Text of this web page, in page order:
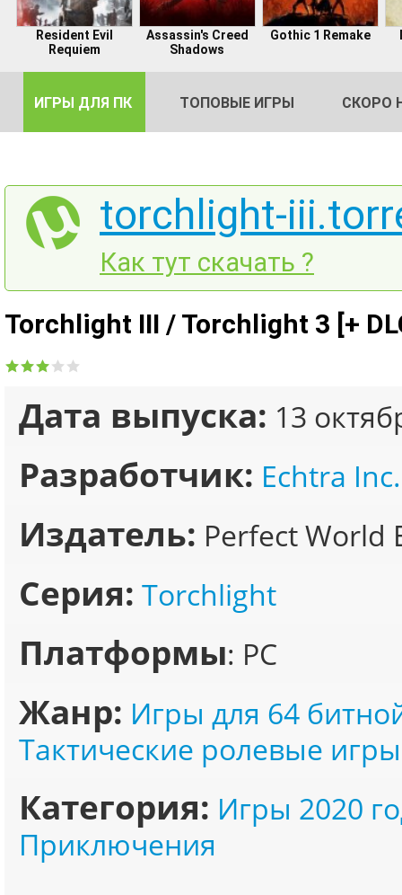
Resident Evil
Requiem
Assassin's Creed
Shadows
Gothic 1 Remake
ИГРЫ ДЛЯ ПК ТОПОВЫЕ ИГРЫ СКОРО
torchlight-
Как тут скачать ?
Torchlight III / Torchlight 3 [+
Дата выпуска: 13
Разработчик: Echtra Inc.
Издатель: Perfect World
Серия: Torchlight
Платформы: PC
Жанр: Игры для 64
Тактические ролевые игры
Категория: Игры 2020
Приключения